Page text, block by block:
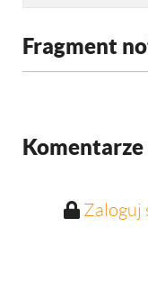
Fragment
Zaloguj